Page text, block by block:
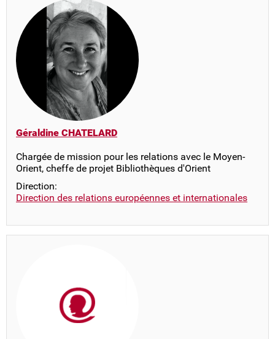
Géraldine CHATELARD
Chargée de mission pour les relations avec le Moyen-
Orient, cheffe de projet Bibliothèques d'Orient
Direction:
Direction des relations européennes et internationales